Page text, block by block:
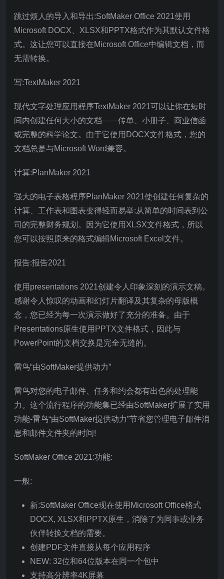
跳过烦人的导入和导出:SoftMaker Office 2021使用
Microsoft DOCX、XLSX和PPTX格式作为其默认文件格
式。这让您可以直接在Microsoft Office中编辑文档，而
无需转换。
写:TextMaker 2021
现代文字处理应用程序TextMaker 2021可以让你在短时
间内创建任何大小的文档——传单、小册子、商业信函
或完整的科学论文。由于它使用DOCX文件格式，您的
文档总是与Microsoft Word兼容。
计算:PlanMaker 2021
强大的电子表格程序PlanMaker 2021使创建任何复杂的
计算、工作表和图表变得轻而易举:从简单的时间表到公
司的完整财务规划。因为它使用XLSX文件格式，所以
您可以按照原来的格式编辑Microsoft Excel文件。
报告:报告2021
使用presentations 2021创建令人印象深刻的演示文稿。
感谢令人惊叹的动画和幻灯片翻译及其复杂的母版概
念，您已经为每一次演示做好了充分的准备。由于
Presentations原生使用PPTX文件格式，因此与
PowerPoint的文档交换是完全无缝的。
雷鸟“由SoftMaker提供动力”
雷鸟对您的电子邮件、任务和约会都有出色的处理能
力。这个流行程序的功能集已经由SoftMaker扩展了实用
功能-雷鸟“由SoftMaker提供动力”节省您管理电子邮件消
息和邮件文件夹的时间!
SoftMaker Office 2021:功能:
一般:
新:SoftMaker Office现在使用Microsoft Office格式
DOCX, XLSX和PPTX原生，消除了为同事或业务
伙伴转换文档的需要。
创建PDF文件直接从每个应用程序
NEW: 32位和64位版本在同一个包中
支持高分辨率4K屏幕